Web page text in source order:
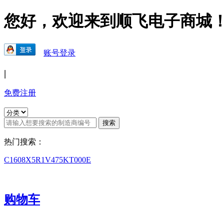
您好，欢迎来到顺飞电子商城
账号登录
|
免费注册
热门搜索：
C1608X5R1V475KT000E
购物车